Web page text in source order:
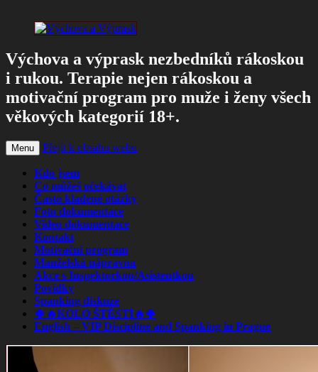
Výchova a výprask nezbedníků rákoskou
i rukou. Terapie nejen rákoskou a
motivační program pro muže i ženy všech
věkových kategorií 18+.
Menu Přejít k obsahu webu
Kdo jsem
Co můžeš očekávat
Často kladené otázky
Foto dokumentace
Video dokumentace
Kontakt
Motivační program
Manželská nápravna
Akce s Inspektorkou/Asistentkou
Povídky
Spanking diskuze
🍀🔥KOLO ŠTĚSTÍ🔥🍀
English – VIP Discipline and Spanking in Prague